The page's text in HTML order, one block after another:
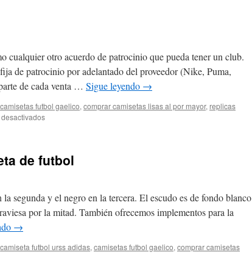
cualquier otro acuerdo de patrocinio que pueda tener un club.
de patrocinio por adelantado del proveedor (Nike, Puma,
de cada venta … Sigue leyendo →
camisetas futbol gaelico, comprar camisetas lisas al por mayor, replicas
en
de futbol
segunda y el negro en la tercera. El escudo es de fondo blanco
por la mitad. También ofrecemos implementos para la
→
camiseta futbol urss adidas, camisetas futbol gaelico, comprar camisetas